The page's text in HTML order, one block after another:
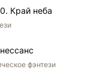
Край неба
фэнтези